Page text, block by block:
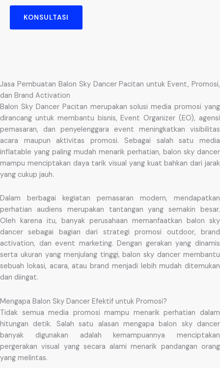
KONSULTASI
Jasa Pembuatan Balon Sky Dancer Pacitan untuk Event, Promosi,
dan Brand Activation
Balon Sky Dancer Pacitan merupakan solusi media promosi yang
dirancang untuk membantu bisnis, Event Organizer (EO), agensi
pemasaran, dan penyelenggara event meningkatkan visibilitas
acara maupun aktivitas promosi. Sebagai salah satu media
inflatable yang paling mudah menarik perhatian, balon sky dancer
mampu menciptakan daya tarik visual yang kuat bahkan dari jarak
yang cukup jauh.
Dalam berbagai kegiatan pemasaran modern, mendapatkan
perhatian audiens merupakan tantangan yang semakin besar.
Oleh karena itu, banyak perusahaan memanfaatkan balon sky
dancer sebagai bagian dari strategi promosi outdoor, brand
activation, dan event marketing. Dengan gerakan yang dinamis
serta ukuran yang menjulang tinggi, balon sky dancer membantu
sebuah lokasi, acara, atau brand menjadi lebih mudah ditemukan
dan diingat.
Mengapa Balon Sky Dancer Efektif untuk Promosi?
Tidak semua media promosi mampu menarik perhatian dalam
hitungan detik. Salah satu alasan mengapa balon sky dancer
banyak digunakan adalah kemampuannya menciptakan
pergerakan visual yang secara alami menarik pandangan orang
yang melintas.